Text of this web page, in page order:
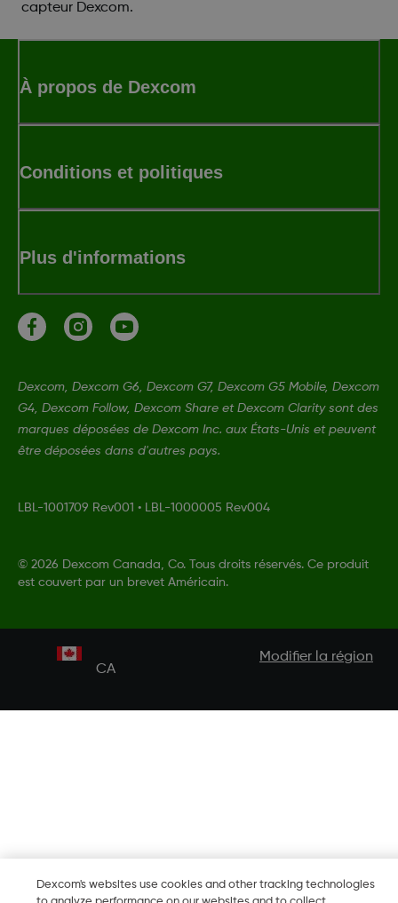
capteur Dexcom.
À propos de Dexcom
Conditions et politiques
Plus d'informations
Dexcom, Dexcom G6, Dexcom G7, Dexcom G5 Mobile, Dexcom
G4, Dexcom Follow, Dexcom Share et Dexcom Clarity sont des
marques déposées de Dexcom Inc. aux États-Unis et peuvent
être déposées dans d'autres pays.
LBL-1001709 Rev001 • LBL-1000005 Rev004
© 2026 Dexcom Canada, Co. Tous droits réservés. Ce produit
est couvert par un brevet Américain.
CA
Modifier la région
Dexcom's websites use cookies and other tracking technologies